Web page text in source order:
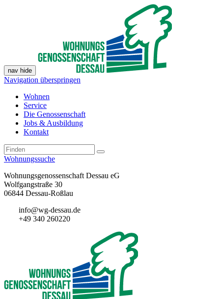
nav hide
Navigation überspringen
Wohnen
Service
Die Genossenschaft
Jobs & Ausbildung
Kontakt
Wohnungssuche
Wohnungsgenossenschaft Dessau eG
Wolfgangstraße 30
06844 Dessau-Roßlau
info@wg-dessau.de
+49 340 260220